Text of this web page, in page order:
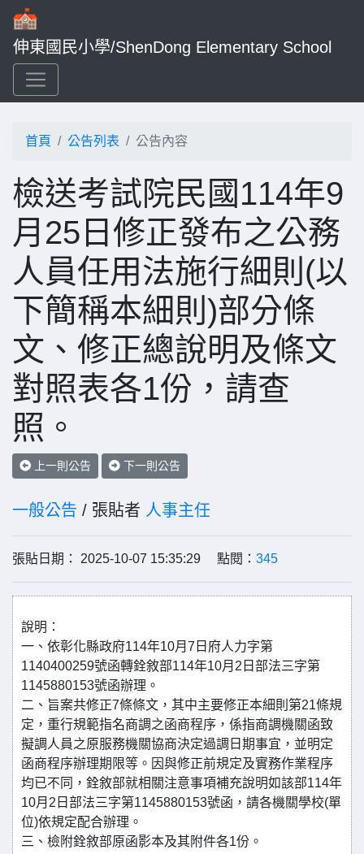
伸東國民小學/ShenDong Elementary School
首頁 公告列表 公告內容
檢送考試院民國114年9
月25日修正發布之公務
人員任用法施行細則(以
下簡稱本細則)部分條
文、修正總說明及條文
對照表各1份，請查
照。
上一則公告 下一則公告
一般公告 / 張貼者 人事主任
張貼日期： 2025-10-07 15:35:29 點閱： 345
說明：
一、依彰化縣政府114年10月7日府人力字第
1140400259號函轉銓敘部114年10月2日部法三字第
1145880153號函辦理。
二、旨案共修正7條條文，其中主要修正本細則第21條規
定，重行規範指名商調之函商程序，係指商調機關函致
擬調人員之原服務機關協商決定過調日期事宜，並明定
函商程序辦理期限等。因與修正前規定及實務作業程序
均已不同，銓敘部就相關注意事項補充說明如該部114年
10月2日部法三字第1145880153號函，請各機關學校(單
位)依規定配合辦理。
三、檢附銓敘部原函影本及其附件各1份。